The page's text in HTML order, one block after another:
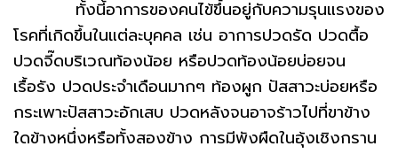
ทั้งนี้อาการของคนไข้ขึ้นอยู่กับความรุนแรงของ
โรคที่เกิดขึ้นในแต่ละบุคคล เช่น อาการปวดรัด ปวดตื้อ
ปวดจี๊ดบริเวณท้องน้อย หรือปวดท้องน้อยบ่อยจน
เรื้อรัง ปวดประจำเดือนมากๆ ท้องผูก ปัสสาวะบ่อยหรือ
กระเพาะปัสสาวะอักเสบ ปวดหลังจนอาจร้าวไปที่ขาข้าง
ใดข้างหนึ่งหรือทั้งสองข้าง การมีพังผืดในอุ้งเชิงกราน